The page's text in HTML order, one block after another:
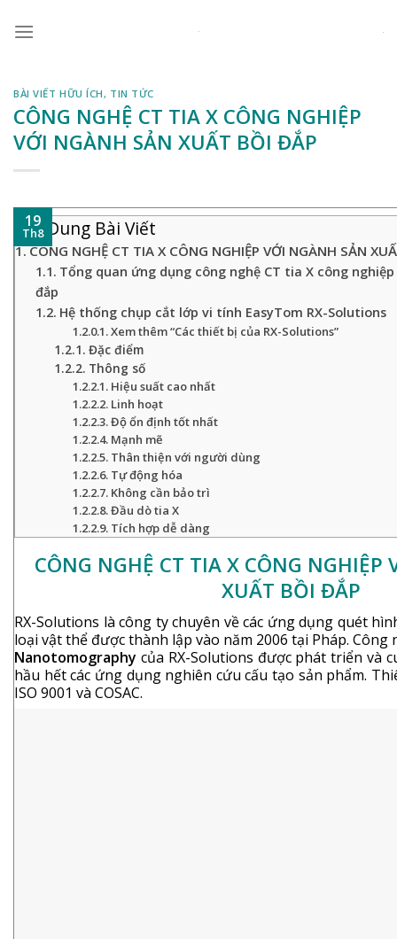
BÀI VIẾT HỮU ÍCH, TIN TỨC
CÔNG NGHỆ CT TIA X CÔNG NGHIỆP
VỚI NGÀNH SẢN XUẤT BỒI ĐẮP
19
Th8
Nội Dung Bài Viết
CÔNG NGHỆ CT TIA X CÔNG NGHIỆP VỚI NGÀNH SẢN
Tổng quan ứng dụng công nghệ CT tia X công
đắp
Hệ thống chụp cắt lớp vi tính EasyTom RX-Solutions
Xem thêm “Các thiết bị của RX-Solutions”
Đặc điểm
Thông số
Hiệu suất cao nhất
Linh hoạt
Độ ổn định tốt nhất
Mạnh mẽ
Thân thiện với người dùng
Tự động hóa
Không cần bảo trì
Đầu dò tia X
Tích hợp dễ dàng
CÔNG NGHỆ CT TIA X CÔNG NGHIỆP
XUẤT BỒI ĐẮP
RX-Solutions là công ty chuyên về các ứng dụng quét
loại vật thể được thành lập vào năm 2006 tại Pháp. Công
Nanotomography của RX-Solutions được phát triển và
hầu hết các ứng dụng nghiên cứu cấu tạo sản phẩm.
ISO 9001 và COSAC.